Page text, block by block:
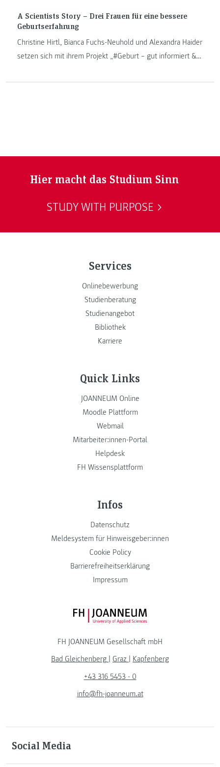
A Scientists Story – Drei Frauen für eine bessere
Geburtserfahrung
Christine Hirtl, Bianca Fuchs-Neuhold und Alexandra Haider
setzen sich mit ihrem Projekt „#Geburt – gut informiert &
Hier macht das Studium Sinn
STUDY WITH PURPOSE
Services
Onlinebewerbung
Studienberatung
Studienangebot
Bibliothek
Karriere
Quick Links
JOANNEUM Online
Moodle Plattform
Webmail
Mitarbeiter:innen-Portal
Helpdesk
FH Wissensplattform
Infos
Datenschutz
Meldesystem für Hinweisgeber:innen
Cookie Policy
Barrierefreiheitserklärung
Impressum
FH JOANNEUM Logo
FH JOANNEUM Gesellschaft mbH
Bad Gleichenberg
Graz
Kapfenberg
+43 316 5453 - 0
info@fh-joanneum.at
Social Media